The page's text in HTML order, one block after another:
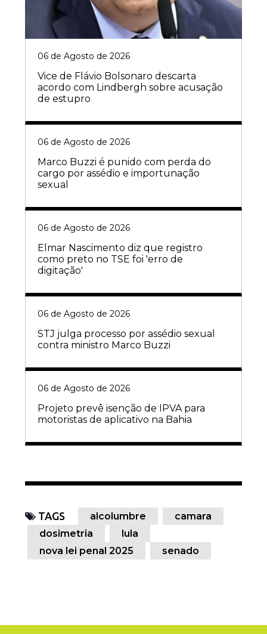
06 de Agosto de 2026
Vice de Flávio Bolsonaro descarta
acordo com Lindbergh sobre acusação
de estupro
06 de Agosto de 2026
Marco Buzzi é punido com perda do
cargo por assédio e importunação
sexual
06 de Agosto de 2026
Elmar Nascimento diz que registro
como preto no TSE foi 'erro de
digitação'
06 de Agosto de 2026
STJ julga processo por assédio sexual
contra ministro Marco Buzzi
06 de Agosto de 2026
Projeto prevê isenção de IPVA para
motoristas de aplicativo na Bahia
TAGS alcolumbre
camara
dosimetria
lula
nova lei penal 2025
senado